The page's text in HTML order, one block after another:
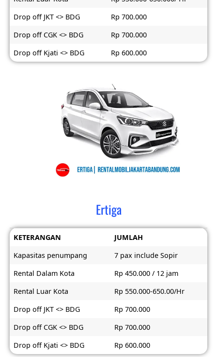
Drop off JKT <> BDG
Rp 700.000
Drop off CGK <> BDG
Rp 700.000
Drop off Kjati <> BDG
Rp 600.000
Ertiga
KETERANGAN
JUMLAH
Kapasitas penumpang
7 pax include Sopir
Rental Dalam Kota
Rp 450.000 / 12 jam
Rental Luar Kota
Rp 550.000-650.00/Hr
Drop off JKT <> BDG
Rp 700.000
Drop off CGK <> BDG
Rp 700.000
Drop off Kjati <> BDG
Rp 600.000